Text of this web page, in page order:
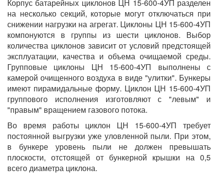
Корпус батарейных циклонов ЦН 15-600-4УП разделен
на несколько секций, которые могут отключаться при
снижении нагрузки на агрегат. Циклоны ЦН 15-600-4УП
компонуются в группы из шести циклонов. Выбор
количества циклонов зависит от условий предстоящей
эксплуатации, качества и объема очищаемой среды.
Групповые циклоны ЦН 15-600-4УП выполнены с
камерой очищенного воздуха в виде "улитки". Бункеры
имеют пирамидальные форму. Циклон ЦН 15-600-4УП
группового исполнения изготовляют с "левым" и
"правым" вращением газового потока.
Во время работы циклон ЦН 15-600-4УП требует
постоянной выгрузки уже уловленной пыли. При этом,
в бункере уровень пыли не должен превышать
плоскости, отстоящей от бункерной крышки на 0,5
всего диаметра циклона.